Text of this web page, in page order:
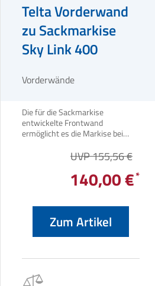
Telta Vorderwand
zu Sackmarkise
Sky Link 400
Vorderwände
Die für die Sackmarkise
entwickelte Frontwand
ermöglicht es die Markise bei
zu schließen. Sie wird einfach mit
UVP 155,56 €
140,00 €
Zum Artikel